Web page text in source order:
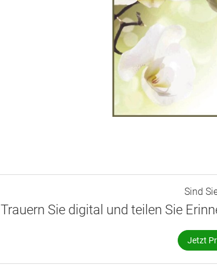
Sind
Trauern Sie digital und teilen Sie
Jetzt